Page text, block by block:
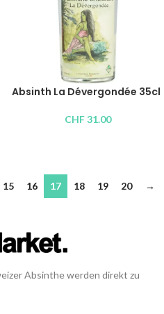
Absinth La Dévergondée 35cl
CHF31.00
15 16 17 18 19 20 →
Absinthe werden direkt zu